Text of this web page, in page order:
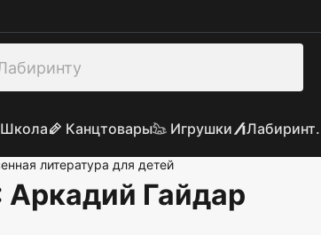
Школа Канцтовары Игрушки
литература для детей
Аркадий Гайдар